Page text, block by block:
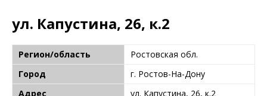
ул. Капустина, 26, к.2
Регион/область
Ростовская обл.
Город
г. Ростов-На-Дону
Адрес
ул. Капустина, 26, к.2